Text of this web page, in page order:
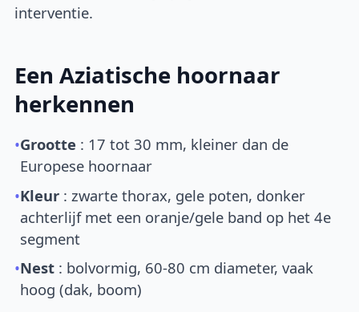
interventie.
Een Aziatische hoornaar
herkennen
•Grootte : 17 tot 30 mm, kleiner dan de
Europese hoornaar
•Kleur : zwarte thorax, gele poten, donker
achterlijf met een oranje/gele band op het 4e
segment
•Nest : bolvormig, 60-80 cm diameter, vaak
hoog (dak, boom)